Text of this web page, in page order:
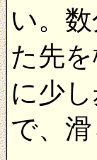
い。
た先
に少
で、